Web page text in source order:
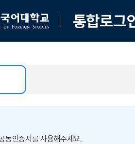
통합로그
동인증서를 사용해주세요.